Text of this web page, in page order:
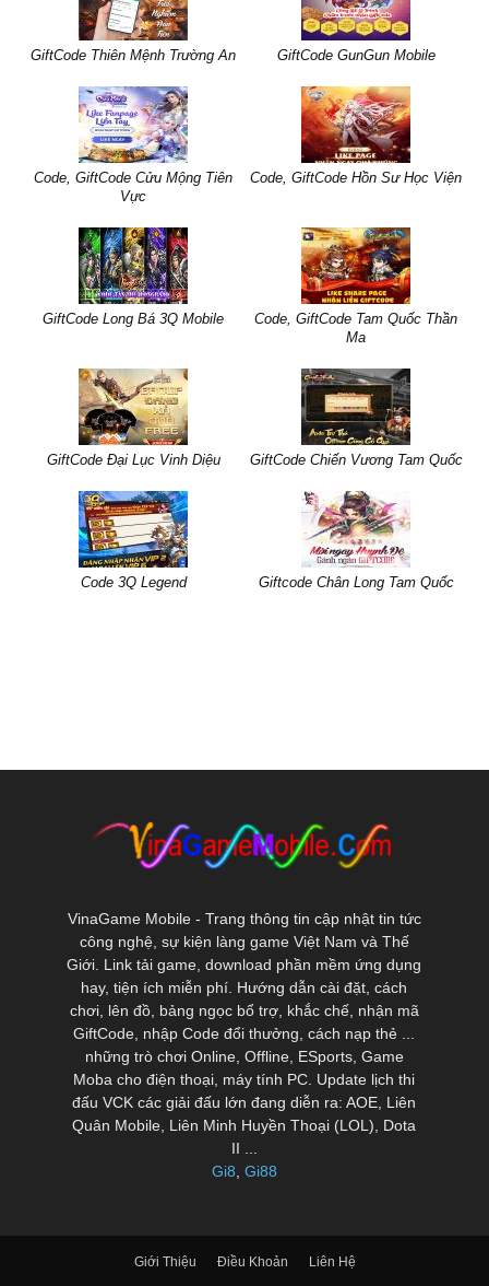
GiftCode Thiên Mệnh Trường An GiftCode GunGun Mobile
Code, GiftCode Cửu Mộng Tiên
Vực
Code, GiftCode Hồn Sư Học Viện
GiftCode Long Bá 3Q Mobile
Code, GiftCode Tam Quốc Thần
Ma
GiftCode Đại Lục Vinh Diệu GiftCode Chiến Vương Tam Quốc
Code 3Q Legend Giftcode Chân Long Tam Quốc
VinaGame Mobile - Trang thông tin cập nhật tin tức
công nghệ, sự kiện làng game Việt Nam và Thế
Giới. Link tải game, download phần mềm ứng dụng
hay, tiện ích miễn phí. Hướng dẫn cài đặt, cách
chơi, lên đồ, bảng ngọc bổ trợ, khắc chế, nhận mã
GiftCode, nhập Code đổi thưởng, cách nạp thẻ ...
những trò chơi Online, Offline, ESports, Game
Moba cho điện thoại, máy tính PC. Update lịch thi
đấu VCK các giải đấu lớn đang diễn ra: AOE, Liên
Quân Mobile, Liên Minh Huyền Thoại (LOL), Dota
II ...
Gi8, Gi88
Giới Thiệu Điều Khoản Liên Hệ